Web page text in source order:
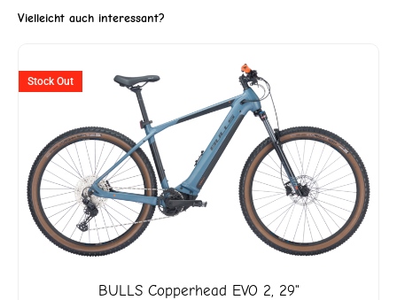
Vielleicht auch interessant?
Stock Out
BULLSCopperhead EVO 2, 29"
Ursprünglicher
Preis
war:
CHF 3'999
ist:
CHF